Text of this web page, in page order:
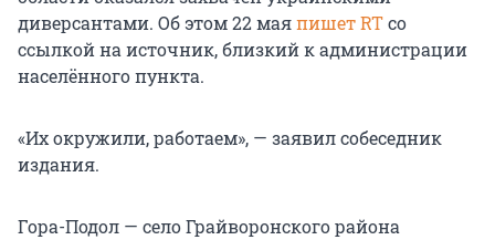
диверсантами. Об этом 22 маяпишет RTсо
ссылкой на источник, близкий к администрации
населённого пункта.
«Их окружили, работаем», — заявил собеседник
издания.
Гора-Подол — село Грайворонского района